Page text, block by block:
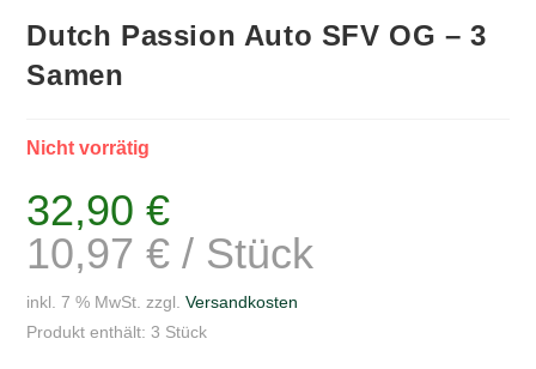
Dutch Passion Auto SFV OG – 3
Samen
Nicht vorrätig
32,90€
10,97€ / Stück
inkl. 7 % MwSt. zzgl.Versandkosten
Produkt enthält: 3 Stück